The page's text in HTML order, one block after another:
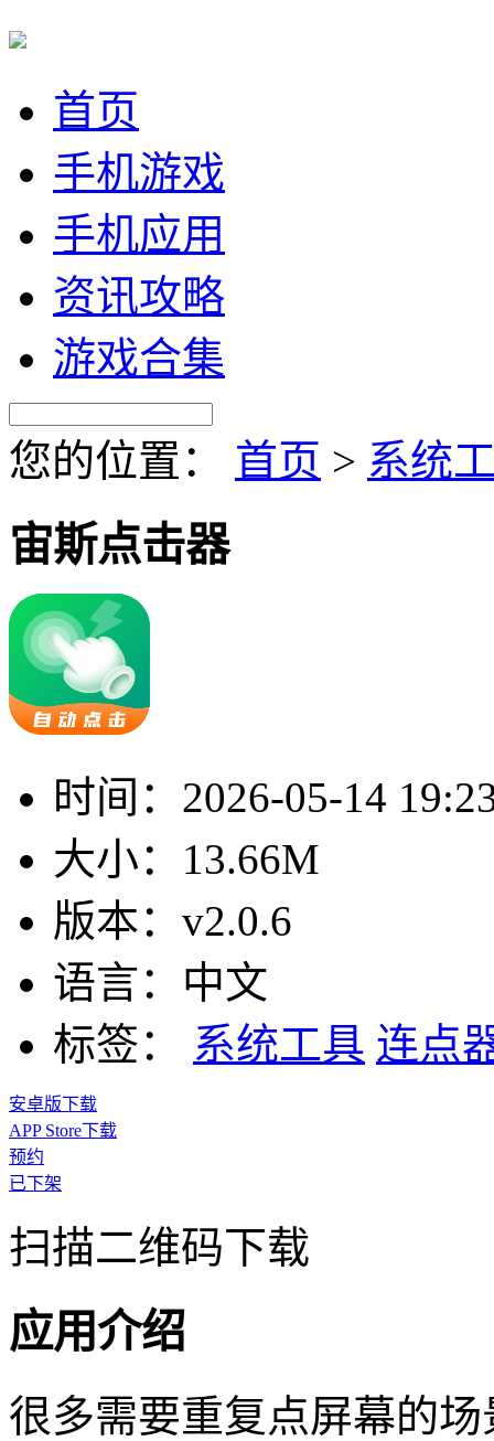
首页
手机游戏
手机应用
资讯攻略
游戏合集
您的位置： 首页 > 系统
宙斯点击器
时间： 2026-05-14
大小： 13.66M
版本： v2.0.6
语言： 中文
标签：
系统工具 连点
安卓版下载
APP Store下载
预约
已下架
扫描二维码下载
应用介绍
很多需要重复点屏幕的